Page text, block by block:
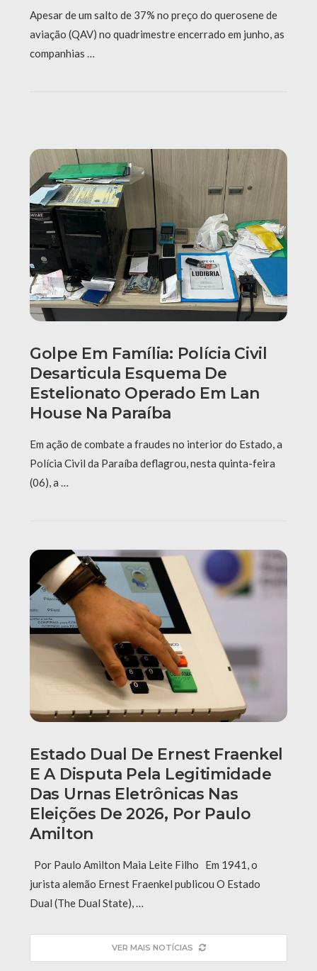
Apesar de um salto de 37% no preço do querosene de
aviação (QAV) no quadrimestre encerrado em junho, as
companhias …
Golpe Em Família: Polícia Civil
Desarticula Esquema De
Estelionato Operado Em Lan
House Na Paraíba
Em ação de combate a fraudes no interior do Estado, a
Polícia Civil da Paraíba deflagrou, nesta quinta-feira
(06), a …
Estado Dual De Ernest Fraenkel
E A Disputa Pela Legitimidade
Das Urnas Eletrônicas Nas
Eleições De 2026, Por Paulo
Amilton
Por Paulo Amilton Maia Leite Filho Em 1941, o
jurista alemão Ernest Fraenkel publicou O Estado
Dual (The Dual State), …
VER MAIS NOTÍCIAS